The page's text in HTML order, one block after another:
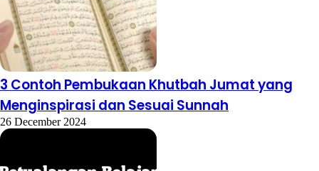
3 Contoh Pembukaan Khutbah Jumat yang
Menginspirasi dan Sesuai Sunnah
26 December 2024